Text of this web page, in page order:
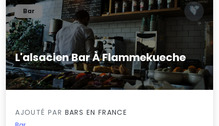
L'alsacien Bar À Flammekueche
0/5
Bar
AJOUTÉ PAR BARS EN FRANCE